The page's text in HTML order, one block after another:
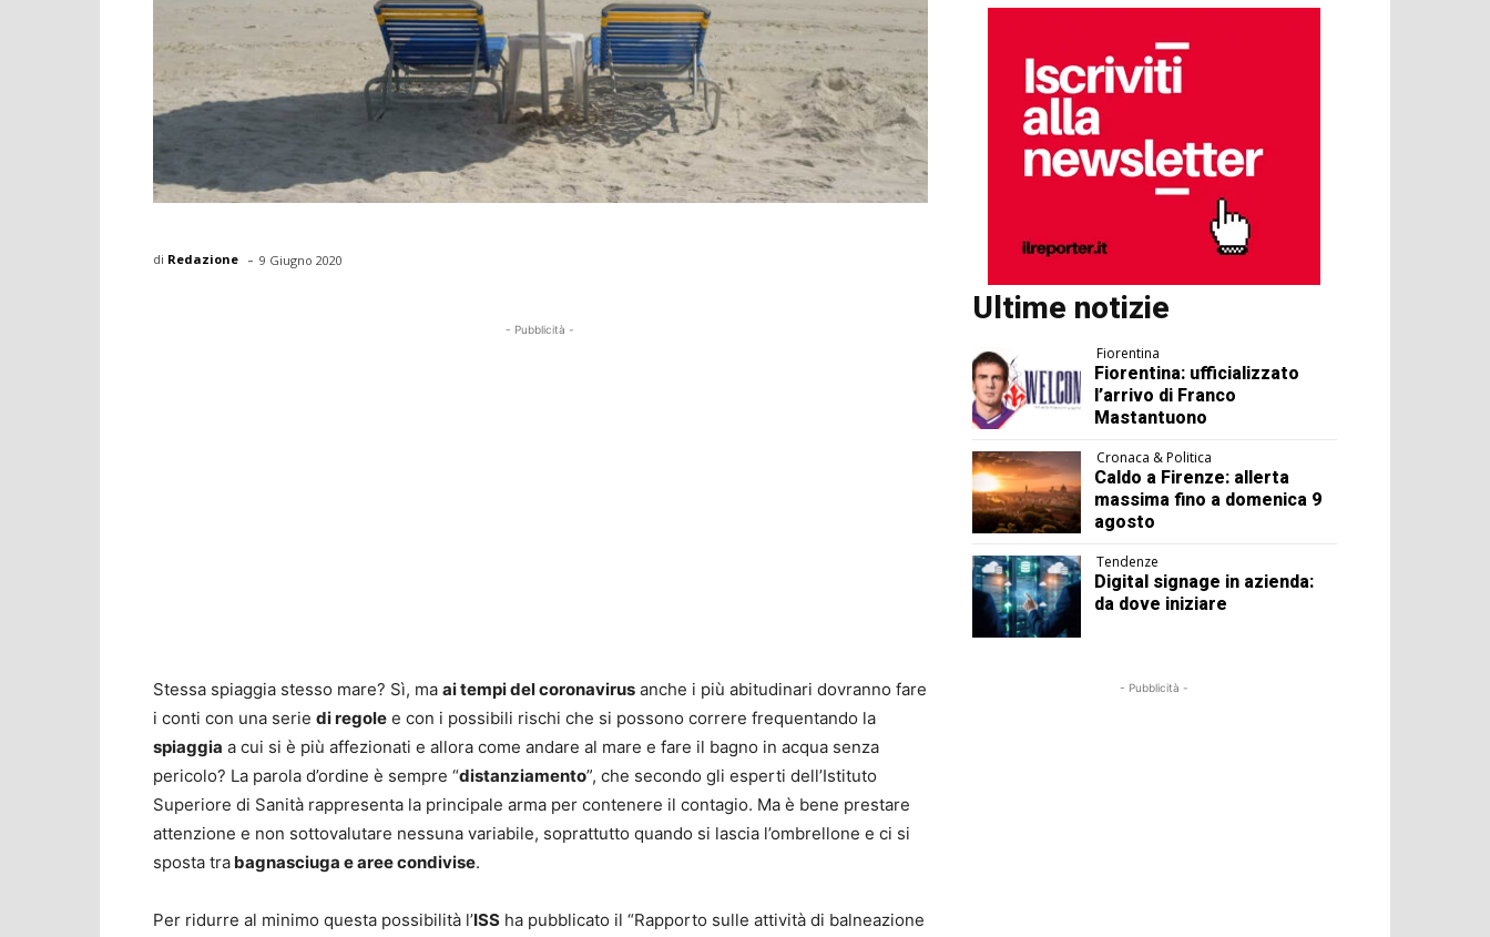
di Redazione - 9 Giugno 2020
- Pubblicità -
Stessa spiaggia stesso mare? Sì, ma ai tempi del coronavirus anche i più abitudinari dovranno fare
i conti con una serie di regole e con i possibili rischi che si possono correre frequentando la
spiaggia a cui si è più affezionati e allora come andare al mare e fare il bagno in acqua senza
pericolo? La parola d’ordine è sempre “distanziamento”, che secondo gli esperti dell’Istituto
Superiore di Sanità rappresenta la principale arma per contenere il contagio. Ma è bene prestare
attenzione e non sottovalutare nessuna variabile, soprattutto quando si lascia l’ombrellone e ci si
sposta tra bagnasciuga e aree condivise.
Per ridurre al minimo questa possibilità l’ISS ha pubblicato il “Rapporto sulle attività di balneazione
Ultime notizie
Fiorentina
Fiorentina: ufficializzato
l’arrivo di Franco
Mastantuono
Cronaca & Politica
Caldo a Firenze: allerta
massima fino a domenica 9
agosto
Tendenze
Digital signage in azienda:
da dove iniziare
- Pubblicità -